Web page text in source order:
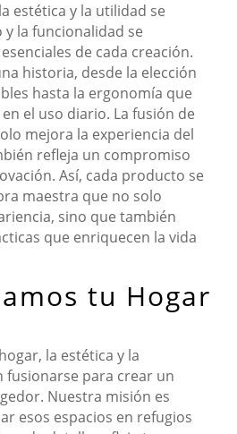
estética y la utilidad se
la funcionalidad se
de cada creación.
historia, desde la elección
hasta la ergonomía que
el uso diario. La fusión de
mejora la experiencia del
refleja un compromiso
Así, cada producto se
maestra que no solo
sino que también
que enriquecen la vida
tu Hogar
la estética y la
fusionarse para crear un
Nuestra misión es
esos espacios en refugios